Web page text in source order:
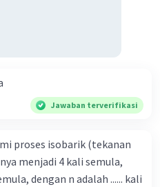
Jawaban terverifikasi
proses isobarik (tekanan
menjadi 4 kali semula,
dengan n adalah ...... kali